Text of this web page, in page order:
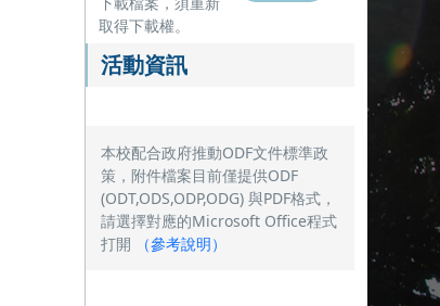
取得下載權。
活動資訊
本校配合政府推動ODF文件標準政
策，附件檔案目前僅提供ODF
(ODT,ODS,ODP,ODG) 與PDF格式，
請選擇對應的Microsoft Office程式
打開
（參考說明）